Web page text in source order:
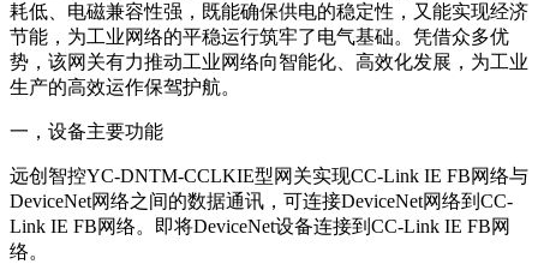
耗低、电磁兼容性强，既能确保供电的稳定性，又能实现经济
节能，为工业网络的平稳运行筑牢了电气基础。凭借众多优
势，该网关有力推动工业网络向智能化、高效化发展，为工业
生产的高效运作保驾护航。
一，设备主要功能
远创智控YC-DNTM-CCLKIE型网关实现CC-Link IE FB网络与
DeviceNet网络之间的数据通讯，可连接DeviceNet网络到CC-
Link IE FB网络。即将DeviceNet设备连接到CC-Link IE FB网
络。